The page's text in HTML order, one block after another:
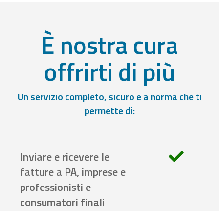
È nostra cura
offrirti di più
Un servizio completo, sicuro e a norma che ti
permette di:
Inviare e ricevere le
fatture a PA, imprese e
professionisti e
consumatori finali